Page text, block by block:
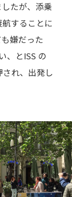
たが、添乗
することに
嫌だった
、とISS の
れ、出発し